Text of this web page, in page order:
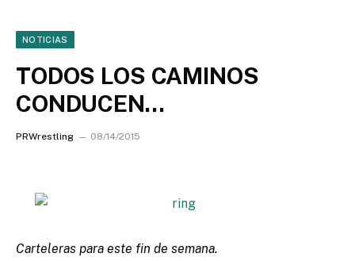
NOTICIAS
TODOS LOS CAMINOS
CONDUCEN…
PRWrestling 08/14/2015
Carteleras para este fin de semana.